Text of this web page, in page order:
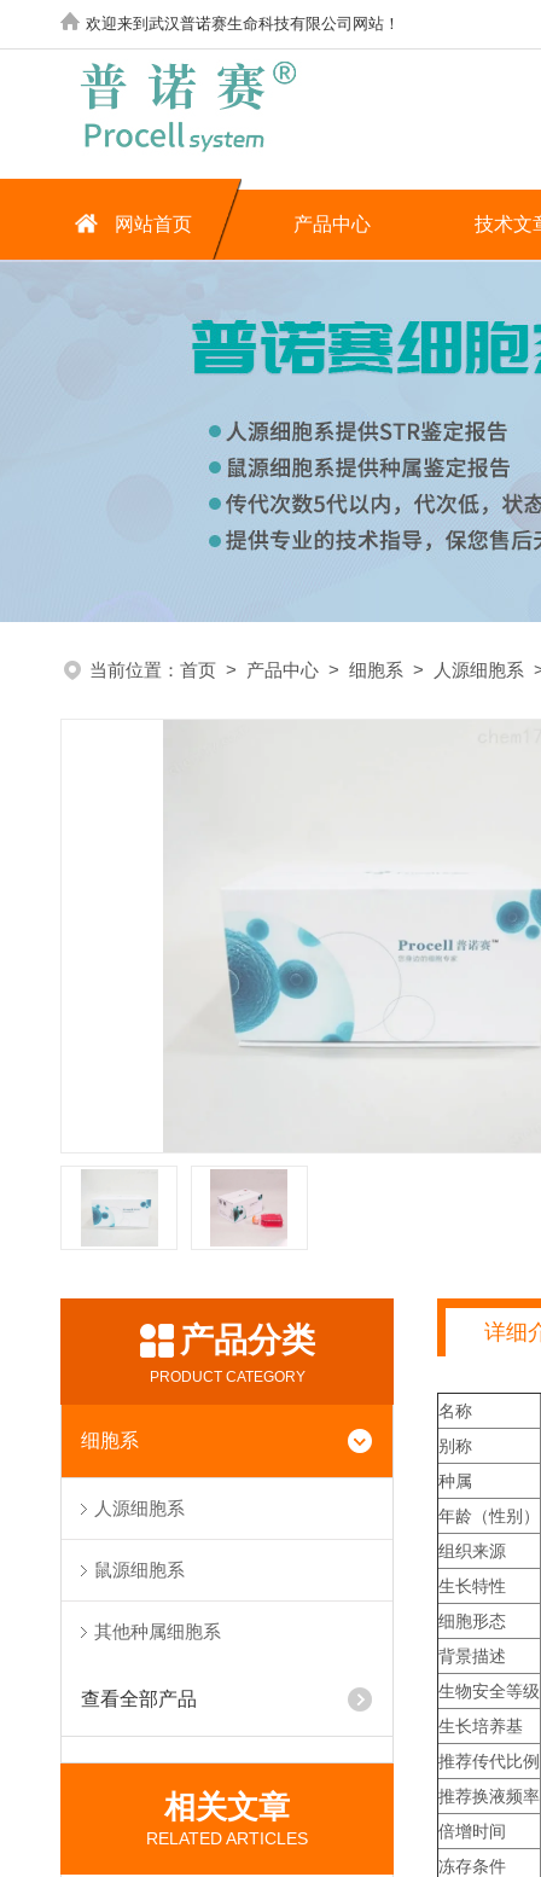
欢迎来到武汉普诺赛生命科技有限公司网站！
网站首页 产品中心 技术文
当前位置： 首页 > 产品中心 > 细胞系 > 人源细胞系
产品分类
PRODUCT CATEGORY
细胞系
人源细胞系
鼠源细胞系
其他种属细胞系
查看全部产品
相关文章
RELATED ARTICLES
详细
名称
别称
种属
年龄（性别）
组织来源
生长特性
细胞形态
背景描述
生物安全等级
生长培养基
推荐传代比例
推荐换液频率
倍增时间
冻存条件